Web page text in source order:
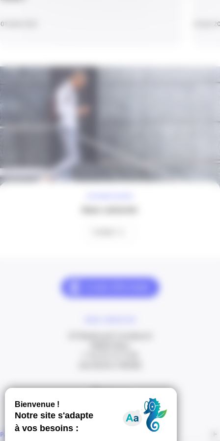
01 Août 2026 29 Juin
PAGES